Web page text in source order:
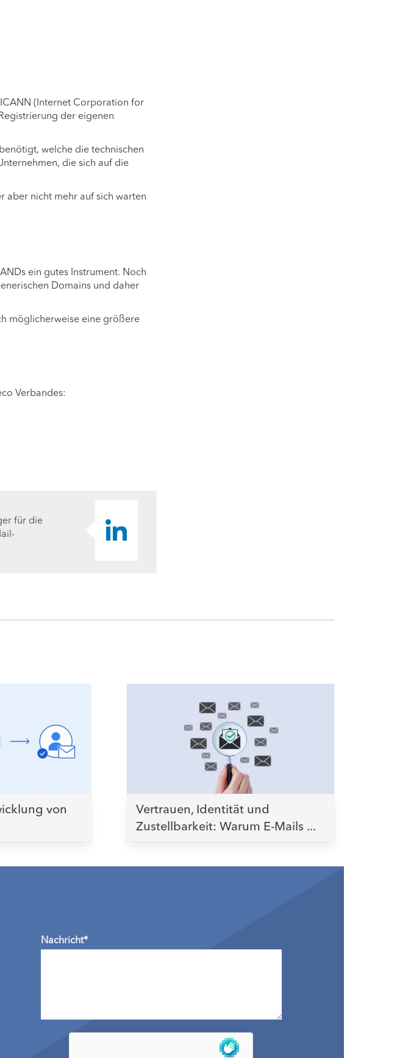
(Internet Corporation for
der eigenen
welche die technischen
die sich auf die
aber nicht mehr auf sich warten
ein gutes Instrument. Noch
Domains und daher
möglicherweise eine größere
Verbandes:
für die
von
Vertrauen, Identität und
Zustellbarkeit: Warum E-Mails ...
Nachricht*